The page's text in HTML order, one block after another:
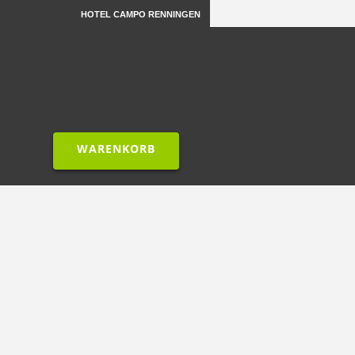
HOTEL CAMPO RENNINGEN
WARENKORB